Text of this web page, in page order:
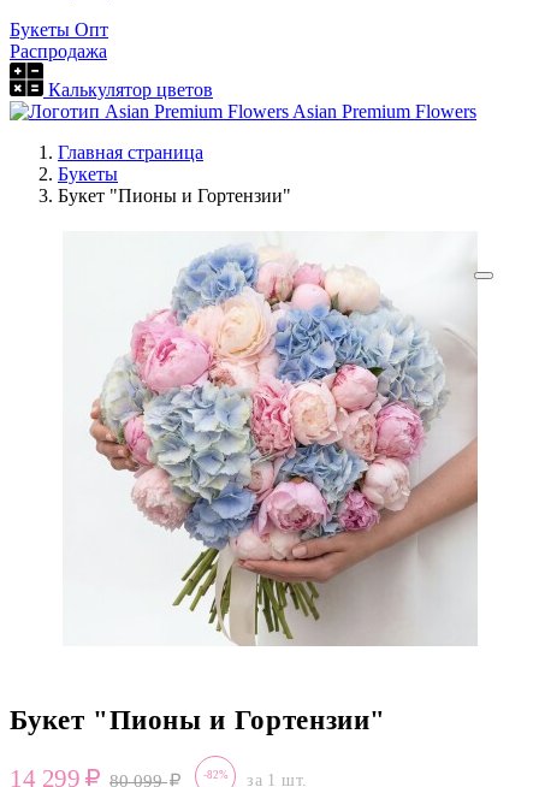
Букеты Опт
Распродажа
Калькулятор цветов
Asian Premium Flowers
Главная страница
Букеты
Букет "Пионы и Гортензии"
Букет "Пионы и Гортензии"
14 299 80 099 -82% за 1 шт.